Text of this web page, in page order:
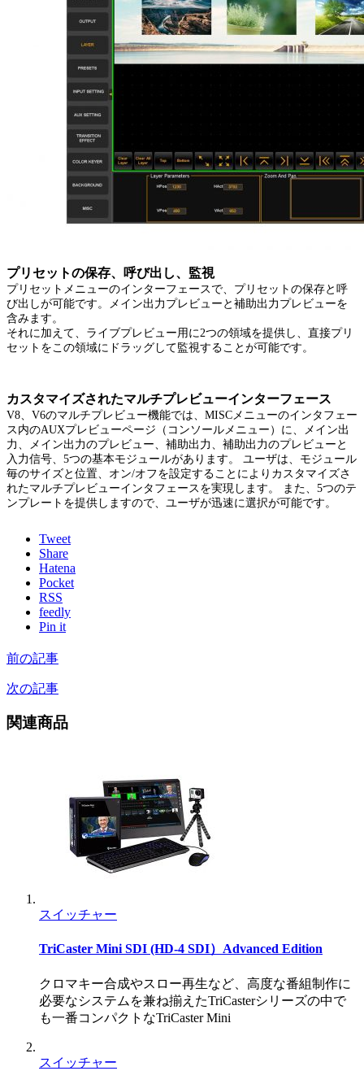
プリセットの保存、呼び出し、監視
プリセットメニューのインターフェースで、プリセットの保存と呼
び出しが可能です。メイン出力プレビューと補助出力プレビューを
含みます。
それに加えて、ライブプレビュー用に2つの領域を提供し、直接プリ
セットをこの領域にドラッグして監視することが可能です。
カスタマイズされたマルチプレビューインターフェース
V8、V6のマルチプレビュー機能では、MISCメニューのインタフェー
ス内のAUXプレビューページ（コンソールメニュー）に、メイン出
力、メイン出力のプレビュー、補助出力、補助出力のプレビューと
入力信号、5つの基本モジュールがあります。 ユーザは、モジュール
毎のサイズと位置、オン/オフを設定することによりカスタマイズさ
れたマルチプレビューインタフェースを実現します。 また、5つのテ
ンプレートを提供しますので、ユーザが迅速に選択が可能です。
Tweet
Share
Hatena
Pocket
RSS
feedly
Pin it
前の記事
次の記事
関連商品
スイッチャー
TriCaster Mini SDI (HD-4 SDI）Advanced Edition
クロマキー合成やスロー再生など、高度な番組制作に
必要なシステムを兼ね揃えたTriCasterシリーズの中で
も一番コンパクトなTriCaster Mini
スイッチャー